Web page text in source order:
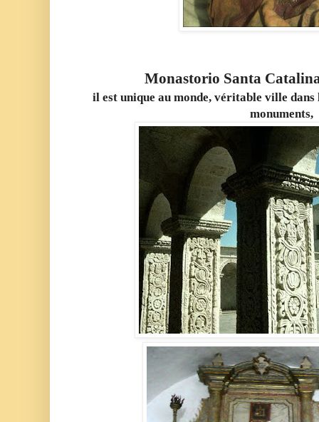
Monastorio Santa
il est unique au monde, véritable ville dans
monuments,